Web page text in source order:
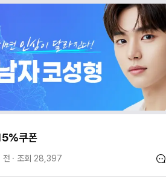
쿠폰
전 조회 28,397